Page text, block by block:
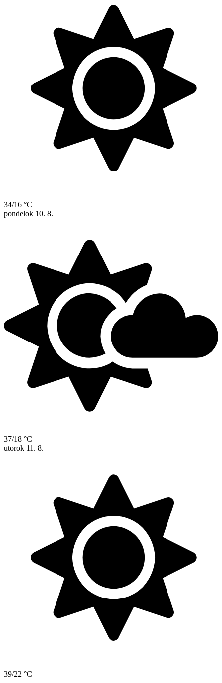
34/16 °C
pondelok 10. 8.
37/18 °C
utorok 11. 8.
39/22 °C